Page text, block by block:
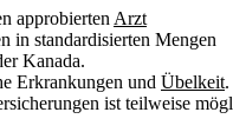
approbierten Arzt
in standardisierten Mengen
Kanada.
Erkrankungen und Übelkeit.
ist teilweise